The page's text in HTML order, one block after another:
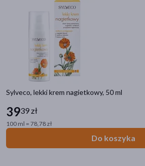
Sylveco, lekki krem nagietkowy, 50 ml
3939 zł
100 ml = 78,78 zł
Do koszyka